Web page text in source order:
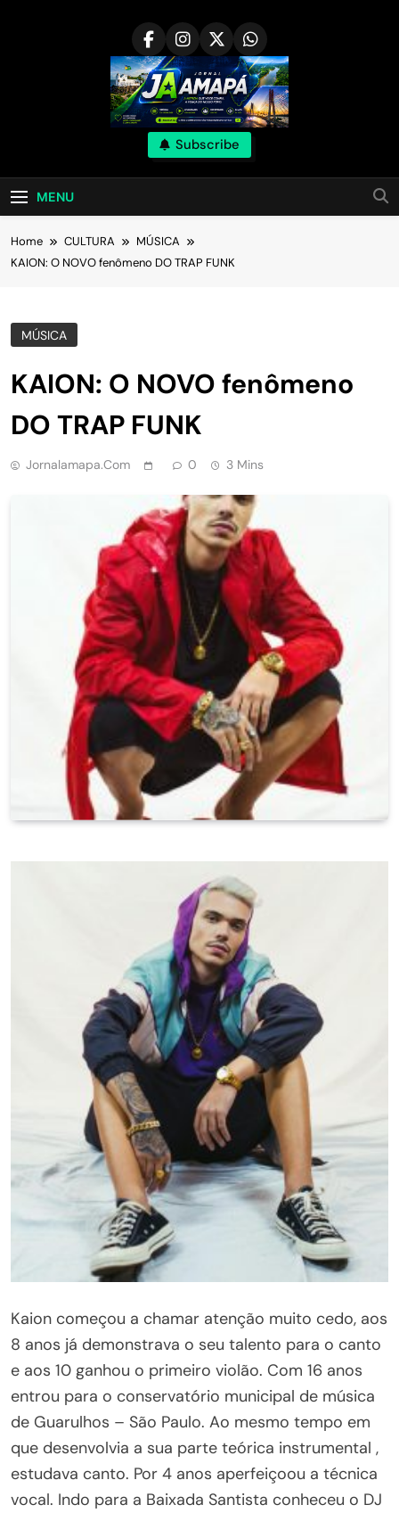
Subscribe
MENU
Home CULTURA
MÚSICA
KAION: O NOVO fenômeno DO TRAP FUNK
MÚSICA
KAION: O NOVO fenômeno
DO TRAP FUNK
Jornalamapa.com 0 3 Mins
Kaion começou a chamar atenção muito cedo, aos
8 anos já demonstrava o seu talento para o canto
e aos 10 ganhou o primeiro violão. Com 16 anos
entrou para o conservatório municipal de música
de Guarulhos – São Paulo. Ao mesmo tempo em
que desenvolvia a sua parte teórica instrumental ,
estudava canto. Por 4 anos aperfeiçoou a técnica
vocal. Indo para a Baixada Santista conheceu o DJ